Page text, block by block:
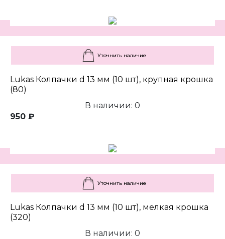
Уточнить наличие
Lukas Колпачки d 13 мм (10 шт), крупная крошка
(80)
В наличии: 0
950 ₽
Уточнить наличие
Lukas Колпачки d 13 мм (10 шт), мелкая крошка
(320)
В наличии: 0